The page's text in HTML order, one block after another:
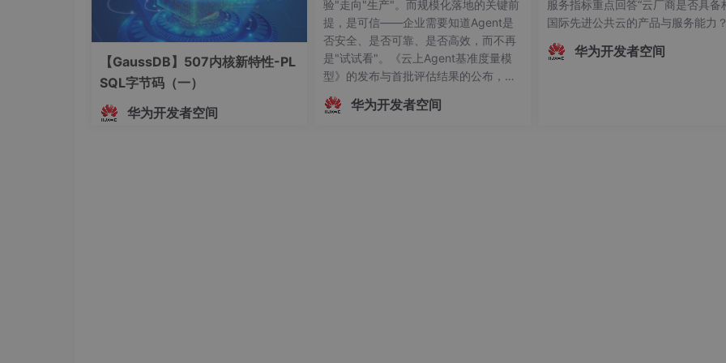
【GaussDB】507内核新特性-PL
SQL字节码（一）
华为开发者空间
验"走向"生产"。而规模化落地的关键前
提，是可信——企业需要知道Agent是
否安全、是否可靠、是否高效，而不再
是"试试看"。《云上Agent基准度量模
型》的发布与首批评估结果的公布，标
志着中国Agent产业正式迈入"有标可
依、有尺可量"的新阶段。OfficeAce 首
华为开发者空间
服务指标重点回答“云厂商是否具备
国际先进公共云的产品与服务能力？
华为开发者空间